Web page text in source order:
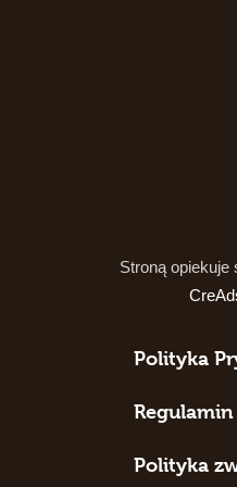
Stroną
Polityka
Regulamin
Polityka